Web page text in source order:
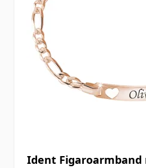
Ident